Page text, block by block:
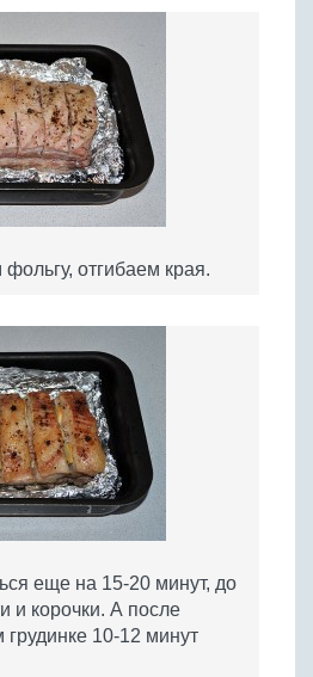
отгибаем края.
еще на 15-20 минут, до
и корочки. А после
10-12 минут